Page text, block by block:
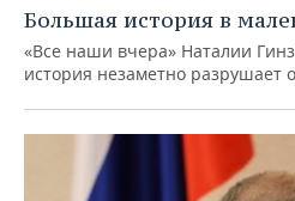
Большая история в
«Все наши вчера» Наталии
история незаметно